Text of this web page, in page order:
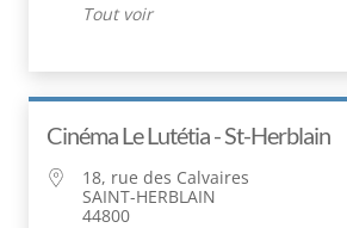
Tout voir
Cinéma Le Lutétia - St-Herblain
18, rue des Calvaires
SAINT-HERBLAIN
44800